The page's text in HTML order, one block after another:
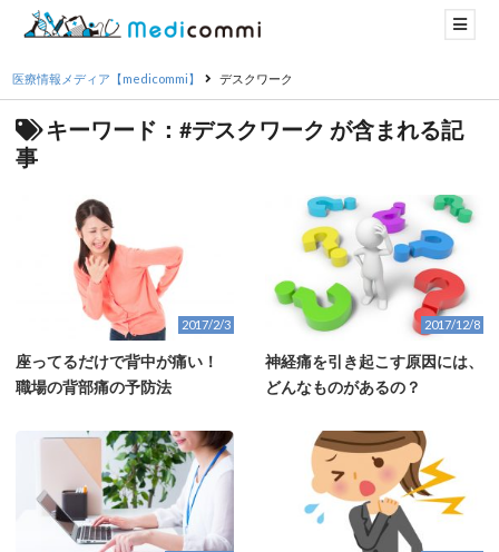
医療情報メディア【medicommi】 デスクワーク
キーワード：#デスクワーク が含まれる記
事
2017/2/3
座ってるだけで背中が痛い！
職場の背部痛の予防法
2017/12/8
神経痛を引き起こす原因には、
どんなものがあるの？